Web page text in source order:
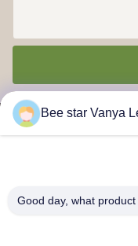
ΑΣΤΕΡΙ ΜΕΛΙΣΣΩΝ
Bee star Vanya
Good day, what